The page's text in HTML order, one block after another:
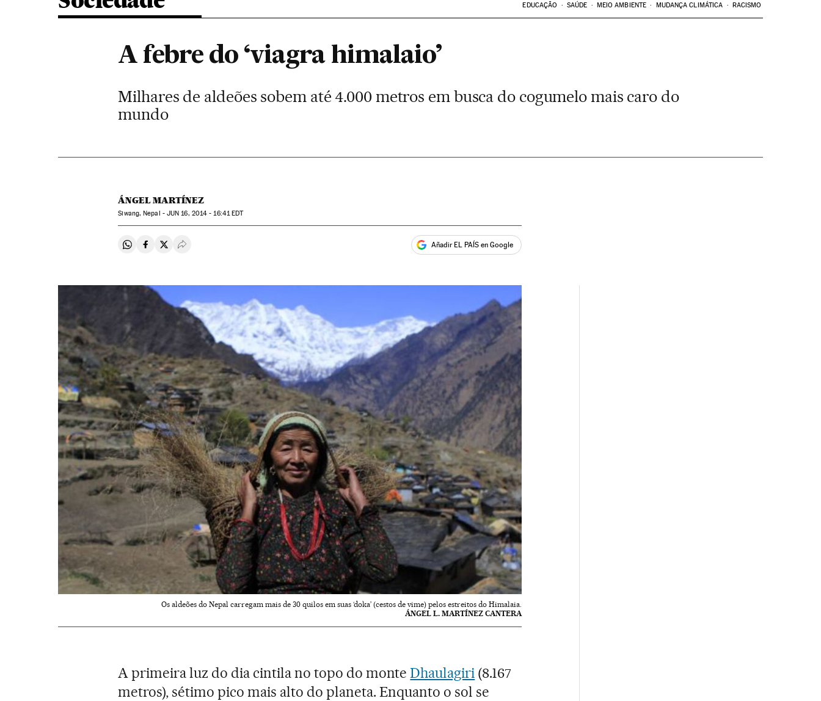
EDUCAÇÃO SAÚDE MEIO AMBIENTE MUDANÇA CLIMÁTICA RACISMO
A febre do ‘viagra himalaio’
Milhares de aldeões sobem até 4.000 metros em busca do cogumelo mais caro do
mundo
ÁNGEL MARTÍNEZ
Siwang, Nepal - JUN 16, 2014 - 16:41EDT
Compartir en Whatsapp
Compartir en Facebook
Compartir en Twitter
Desplegar Redes Sociales Añadir EL PAÍS en Google
Os aldeões do Nepal carregam mais de 30 quilos em suas ‘doka’ (cestos de vime) pelos estreitos do Himalaia.
ÁNGEL L. MARTÍNEZ CANTERA
A primeira luz do dia cintila no topo do monteDhaulagiri (8.167
metros), sétimo pico mais alto do planeta. Enquanto o sol se